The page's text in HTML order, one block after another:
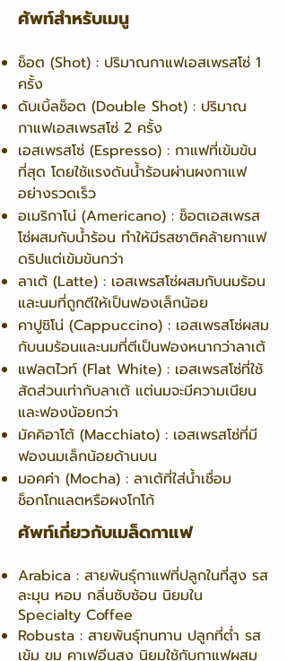
ศัพท์สำหรับเมนู
ช็อต (Shot) : ปริมาณกาแฟเอสเพรสโซ่ 1
ครั้ง
ดับเบิ้ลช็อต (Double Shot) : ปริมาณ
กาแฟเอสเพรสโซ่ 2 ครั้ง
เอสเพรสโซ่ (Espresso) : กาแฟที่เข้มข้น
ที่สุด โดยใช้แรงดันน้ำร้อนผ่านผงกาแฟ
อย่างรวดเร็ว
อเมริกาโน่ (Americano) : ช็อตเอสเพรส
โซ่ผสมกับน้ำร้อน ทำให้มีรสชาติคล้ายกาแฟ
ดริปแต่เข้มข้นกว่า
ลาเต้ (Latte) : เอสเพรสโซ่ผสมกับนมร้อน
และนมที่ถูกตีให้เป็นฟองเล็กน้อย
คาปูชิโน่ (Cappuccino) : เอสเพรสโซ่ผสม
กับนมร้อนและนมที่ตีเป็นฟองหนากว่าลาเต้
แฟลตไวท์ (Flat White) : เอสเพรสโซ่ที่ใช้
สัดส่วนเท่ากับลาเต้ แต่นมจะมีความเนียน
และฟองน้อยกว่า
มัคคิอาโต้ (Macchiato) : เอสเพรสโซ่ที่มี
ฟองนมเล็กน้อยด้านบน
มอคค่า (Mocha) : ลาเต้ที่ใส่น้ำเชื่อม
ช็อกโกแลตหรือผงโกโก้
ศัพท์เกี่ยวกับเมล็ดกาแฟ
Arabica : สายพันธุ์กาแฟที่ปลูกในที่สูง รส
ละมุน หอม กลิ่นซับซ้อน นิยมใน
Specialty Coffee
Robusta : สายพันธุ์ทนทาน ปลูกที่ต่ำ รส
เข้ม ขม คาเฟอีนสูง นิยมใช้กับกาแฟผสม